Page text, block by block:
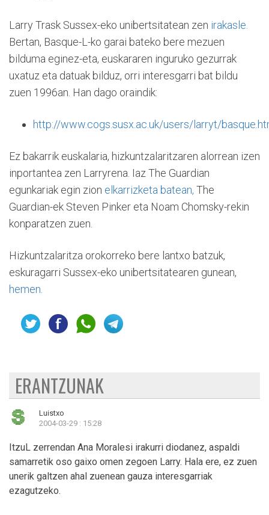
Larry Trask Sussex-eko unibertsitatean zen irakasle.
Bertan, Basque-L-ko garai bateko bere mezuen
bilduma eginez-eta, euskararen inguruko gezurrak
uxatuz eta datuak bilduz, orri interesgarri bat bildu
zuen 1996an. Han dago oraindik:
http://www.cogs.susx.ac.uk/users/larryt/
Ez bakarrik euskalaria, hizkuntzalaritzaren alorrean izen
inportantea zen Larryrena. Iaz The Guardian
egunkariak egin zion elkarrizketa batean, The
Guardian-ek Steven Pinker eta Noam Chomsky-rekin
konparatzen zuen.
Hizkuntzalaritza orokorreko bere lantxo batzuk,
eskuragarri Sussex-eko unibertsitatearen gunean,
hemen.
ERANTZUNAK
Luistxo
2004-03-29 : 15:28
ItzuL zerrendan Ana Moralesi irakurri diodanez, aspaldi
samarretik oso gaixo omen zegoen Larry. Hala ere, ez zuen
unerik galtzen ahal zuenean gauza interesgarriak
ezagutzeko.